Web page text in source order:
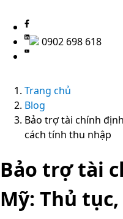
0902 698 618
Trang chủ
Blog
Bảo trợ tài chính
cách tính thu nhập
Bảo trợ tài
Mỹ: Thủ